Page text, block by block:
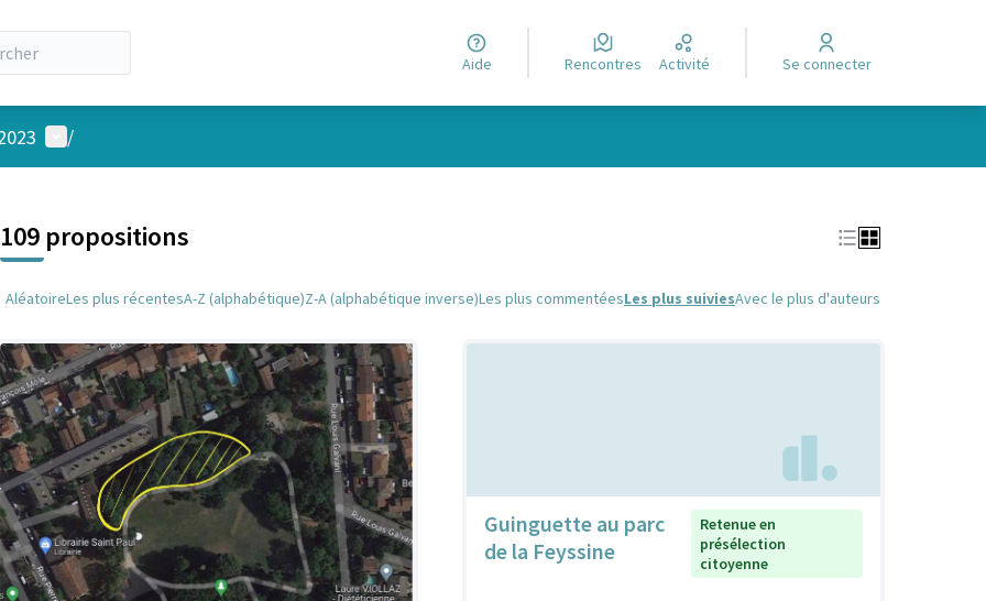
Aide Rencontres Activité Se connecter
Menu utilisateur
/
109 propositions
AléatoireLes plus récentesA-Z (alphabétique)Z-A (alphabétique inverse)Les plus commentéesLes plus suiviesAvec le plus d'auteurs
Guinguette au parc
de la Feyssine
Retenue en
présélection
citoyenne